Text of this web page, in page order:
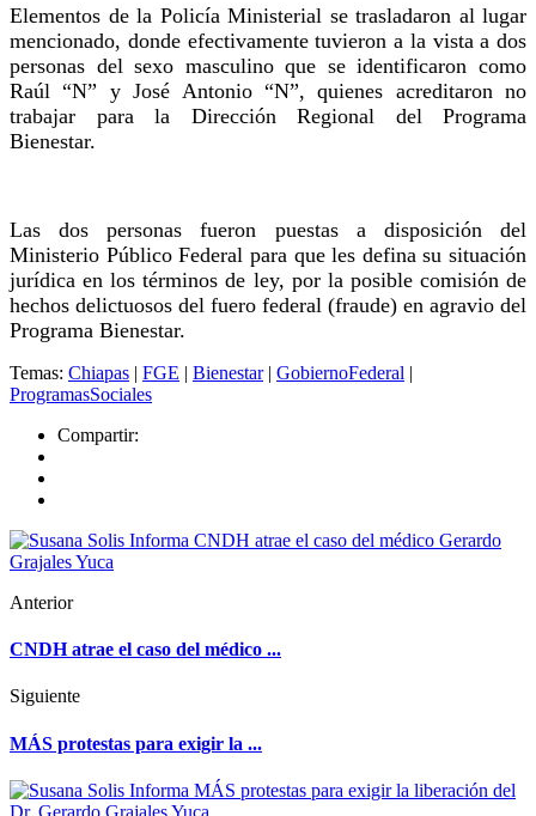
Elementos de la Policía Ministerial se trasladaron al lugar
mencionado, donde efectivamente tuvieron a la vista a dos
personas del sexo masculino que se identificaron como
Raúl “N” y José Antonio “N”, quienes acreditaron no
trabajar para la Dirección Regional del Programa
Bienestar.
Las dos personas fueron puestas a disposición del
Ministerio Público Federal para que les defina su situación
jurídica en los términos de ley, por la posible comisión de
hechos delictuosos del fuero federal (fraude) en agravio del
Programa Bienestar.
Temas: Chiapas | FGE | Bienestar| GobiernoFederal |
ProgramasSociales
Compartir:
Anterior
CNDH atrae el caso del médico ...
Siguiente
MÁS protestas para exigir la ...